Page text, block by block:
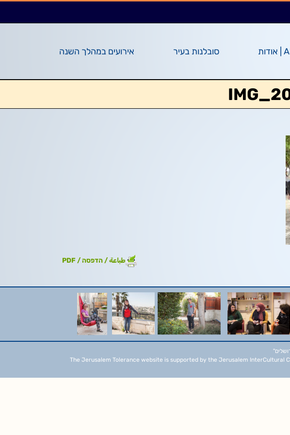
סובלנות בעיר אירועים במהלך השנה
طباعة / הדפסה / PDF
The Jerusalem Tolerance website is supported by the Jerusalem InterCultural